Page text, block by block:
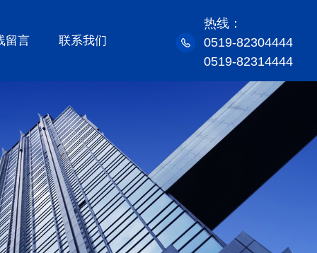
留言 联系我们
热线：
0519-82304444
0519-82314444